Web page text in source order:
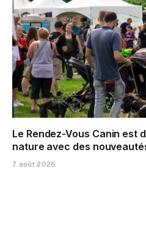
Le Rendez-Vous Canin est
nature avec des
7 août 2026